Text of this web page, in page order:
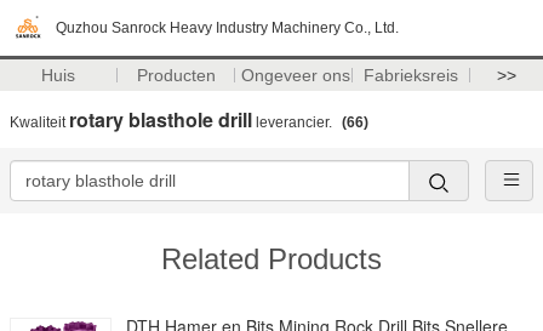
Quzhou Sanrock Heavy Industry Machinery Co., Ltd.
Huis Producten Ongeveer ons Fabrieksreis >>
Kwaliteit rotary blasthole drill leverancier. (66)
Related Products
DTH Hamer en Bits Mining Rock Drill Bits Snellere